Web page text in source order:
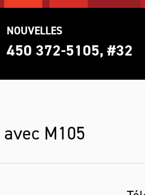
NOUVELLES
450 372-5105, #32
avec M105